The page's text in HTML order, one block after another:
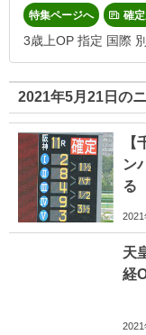
特集ページへ 確
3歳上OP 指定 国際
2021年5月21日の
ン
る
天
経